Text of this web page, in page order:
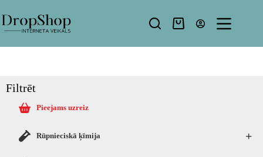
Filtrēt
Pieejams uzreiz
+
Rūpnieciskā ķīmija